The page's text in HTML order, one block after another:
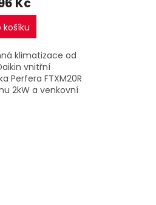
košíku
klimatizace od
vnitřní
Perfera FTXM20R
2kW a venkovní